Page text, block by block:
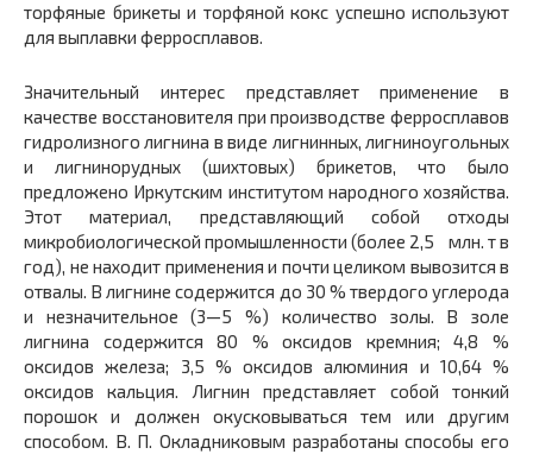
торфяные брикеты и торфяной кокс успешно используют
для выплавки ферросплавов.
Значительный интерес представляет применение в
качестве восстановителя при производстве ферросплавов
гидролизного лигнина в виде лигнинных, лигниноугольных
и лигнинорудных (шихтовых) брикетов, что было
предложено Иркутским институтом народного хозяйства.
Этот материал, представляющий собой отходы
микробиологической промышленности (более 2,5 млн. т в
год), не находит применения и почти целиком вывозится в
отвалы. В лигнине содержится до 30 % твердого углерода
и незначительное (3—5 %) количество золы. В золе
лигнина содержится 80 % оксидов кремния; 4,8 %
оксидов железа; 3,5 % оксидов алюминия и 10,64 %
оксидов кальция. Лигнин представляет собой тонкий
порошок и должен окусковываться тем или другим
способом. В. П. Окладниковым разработаны способы его